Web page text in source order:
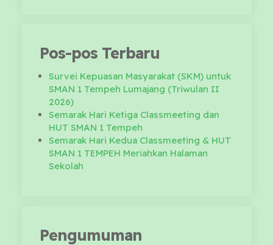
Pos-pos Terbaru
Survei Kepuasan Masyarakat (SKM) untuk
SMAN 1 Tempeh Lumajang (Triwulan II
2026)
Semarak Hari Ketiga Classmeeting dan
HUT SMAN 1 Tempeh
Semarak Hari Kedua Classmeeting & HUT
SMAN 1 TEMPEH Meriahkan Halaman
Sekolah
Pengumuman